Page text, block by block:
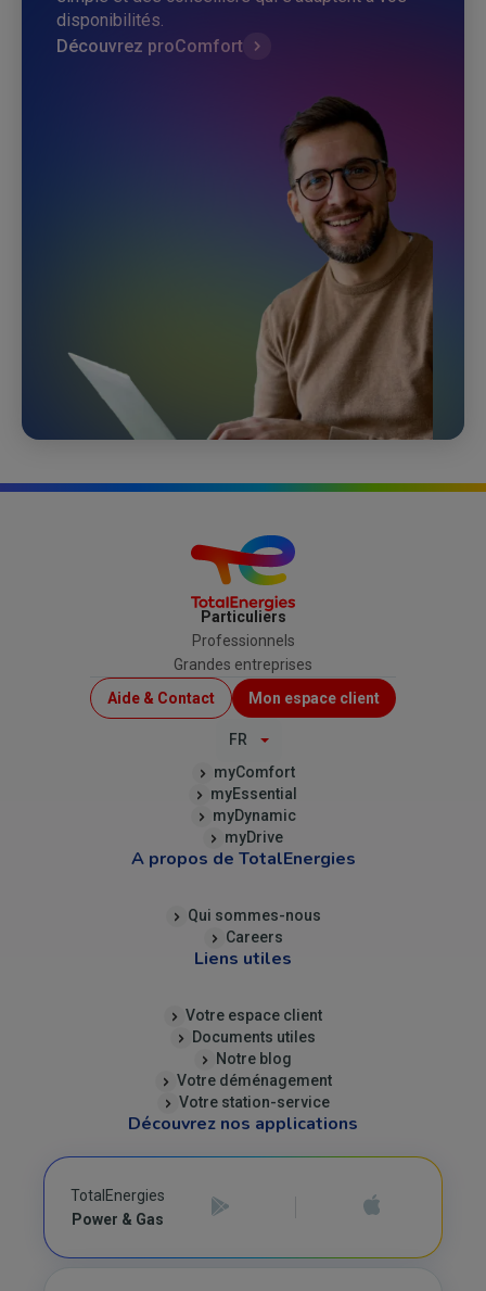
disponibilités.
Découvrez proComfort
Particuliers
Professionnels
Grandes entreprises
Menu
Top
Aide & Contact Mon espace client
FR
myComfort
myEssential
myDynamic
myDrive
A propos de TotalEnergies
Qui sommes-nous
Careers
Liens utiles
Votre espace client
Documents utiles
Notre blog
Votre déménagement
Votre station-service
Découvrez nos applications
TotalEnergies
Power & Gas